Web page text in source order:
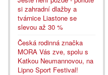
si zahradní dlažby a
tvárnice Liastone se
slevou až 30 %
Česká rodinná značka
MORA Vás zve, spolu s
Katkou Neumannovou, na
Lipno Sport Festival!